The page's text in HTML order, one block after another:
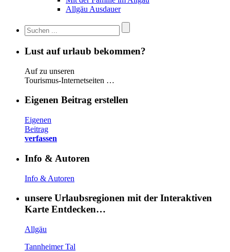
Allgäu Ausdauer
Lust auf urlaub bekommen?
Auf zu unseren
Tourismus-Internetseiten …
Eigenen Beitrag erstellen
Eigenen
Beitrag
verfassen
Info & Autoren
Info & Autoren
unsere Urlaubsregionen mit der Interaktiven
Karte Entdecken…
Allgäu
Tannheimer Tal